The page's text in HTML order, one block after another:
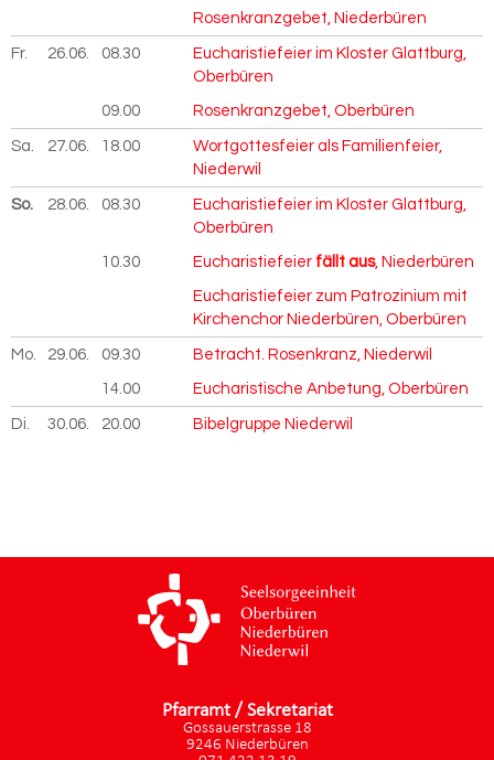
Rosenkranzgebet, Niederbüren
Fr. 26.06. 2026
08.30
Eucharistiefeier im Kloster Glattburg,
Oberbüren
09.00 Rosenkranzgebet, Oberbüren
Sa. 27.06. 2026
18.00
Wortgottesfeier als Familienfeier,
Niederwil
So. 28.06. 2026
08.30
Eucharistiefeier im Kloster Glattburg,
Oberbüren
10.30 Eucharistiefeier fällt aus, Niederbüren
Eucharistiefeier zum Patrozinium mit
Kirchenchor Niederbüren, Oberbüren
Mo. 29.06. 2026
09.30 Betracht. Rosenkranz, Niederwil
14.00 Eucharistische Anbetung, Oberbüren
Di. 30.06. 2026
20.00 Bibelgruppe Niederwil
Pfarramt / Sekretariat
Gossauerstrasse 18
9246 Niederbüren